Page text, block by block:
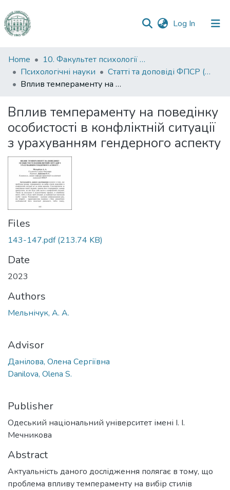
Log In (current)
Communities
&
Collections
Statistics
Home
10. Факультет психології та соціальної роботи
Психологічні науки
Статті та доповіді ФПСР (Психологічні науки)
Вплив темпераменту на поведінку особистості в конфліктній ситуації з урахуванням гендерного аспекту
Вплив темпераменту на поведінку
особистості в конфліктній ситуації
з урахуванням гендерного аспекту
Files
143-147.pdf(213.74 KB)
Date
2023
Authors
Мельнічук, А. А.
Advisor
Данілова, Олена Сергіївна
Danilova, Olena S.
Publisher
Одеський національний університет імені І. І.
Мечникова
Abstract
Актуальність даного дослідження полягає в тому, що
проблема впливу темпераменту на вибір стилів